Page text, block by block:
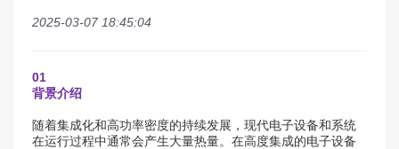
2025-03-07 18:45:04
01
背景介绍
随着集成化和高功率密度的持续发展，现代电子设备和系统
在运行过程中通常会产生大量热量。在高度集成的电子设备